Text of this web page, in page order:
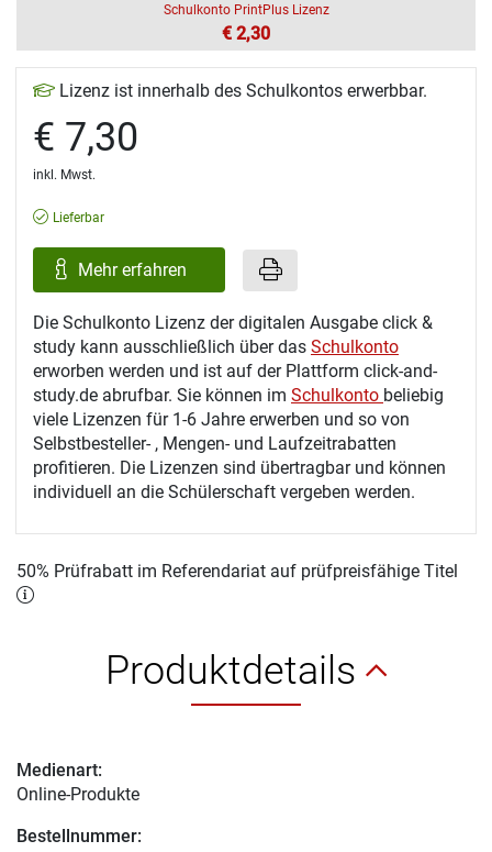
Schulkonto PrintPlus Lizenz
€ 2,30
Lizenz ist innerhalb des Schulkontos erwerbbar.
€ 7,30
inkl. Mwst.
Lieferbar
Mehr erfahren
Die Schulkonto Lizenz der digitalen Ausgabe click &
study kann ausschließlich über das Schulkonto
erworben werden und ist auf der Plattform click-and-
study.de abrufbar. Sie können im Schulkonto beliebig
viele Lizenzen für 1-6 Jahre erwerben und so von
Selbstbesteller- , Mengen- und Laufzeitrabatten
profitieren. Die Lizenzen sind übertragbar und können
individuell an die Schülerschaft vergeben werden.
50% Prüfrabatt im Referendariat auf prüfpreisfähige Titel
Produktdetails
Medienart:
Online-Produkte
Bestellnummer: